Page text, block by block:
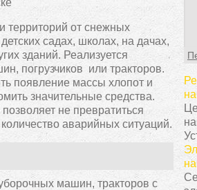
территорий от снежных
садах, школах, на дачах,
зданий. Реализуется
погрузчиков или тракторов.
появление массы хлопот и
значительные средства.
не превратиться
аварийных ситуаций.
машин, тракторов с